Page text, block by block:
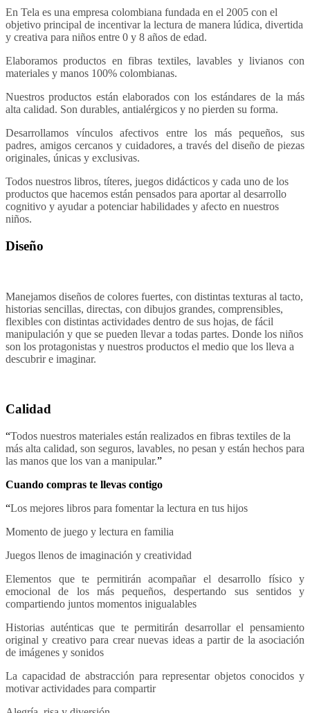
En Tela es una empresa colombiana fundada en el 2005 con el
objetivo principal de incentivar la lectura de manera lúdica, divertida
y creativa para niños entre 0 y 8 años de edad.
Elaboramos productos en fibras textiles, lavables y livianos con
materiales y manos 100% colombianas.
Nuestros productos están elaborados con los estándares de la más
alta calidad. Son durables, antialérgicos y no pierden su forma.
Desarrollamos vínculos afectivos entre los más pequeños, sus
padres, amigos cercanos y cuidadores, a través del diseño de piezas
originales, únicas y exclusivas.
Todos nuestros libros, títeres, juegos didácticos y cada uno de los
productos que hacemos están pensados para aportar al desarrollo
cognitivo y ayudar a potenciar habilidades y afecto en nuestros
niños.
Diseño
Manejamos diseños de colores fuertes, con distintas texturas al tacto,
historias sencillas, directas, con dibujos grandes, comprensibles,
flexibles con distintas actividades dentro de sus hojas, de fácil
manipulación y que se pueden llevar a todas partes. Donde los niños
son los protagonistas y nuestros productos el medio que los lleva a
descubrir e imaginar.
Calidad
“Todos nuestros materiales están realizados en fibras textiles de la
más alta calidad, son seguros, lavables, no pesan y están hechos para
las manos que los van a manipular.”
Cuando compras te llevas contigo
“Los mejores libros para fomentar la lectura en tus hijos
Momento de juego y lectura en familia
Juegos llenos de imaginación y creatividad
Elementos que te permitirán acompañar el desarrollo físico y
emocional de los más pequeños, despertando sus sentidos y
compartiendo juntos momentos inigualables
Historias auténticas que te permitirán desarrollar el pensamiento
original y creativo para crear nuevas ideas a partir de la asociación
de imágenes y sonidos
La capacidad de abstracción para representar objetos conocidos y
motivar actividades para compartir